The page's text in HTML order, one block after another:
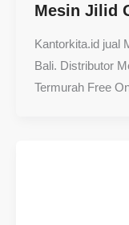
Mesin Jilid
Kantorkita.id jual
Bali. Distributor
Termurah Free